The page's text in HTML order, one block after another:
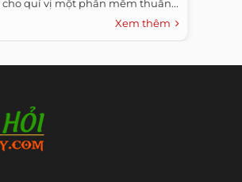
quí vị một phần mềm thuần...
Xem thêm